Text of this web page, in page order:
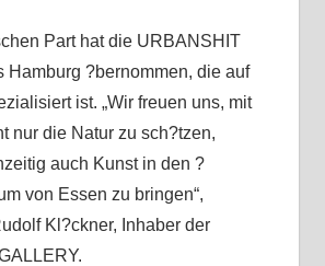
Part hat die URBANSHIT
Hamburg ?bernommen, die auf
ist. „Wir freuen uns, mit
nur die Natur zu sch?tzen,
auch Kunst in den ?
von Essen zu bringen“,
Kl?ckner, Inhaber der